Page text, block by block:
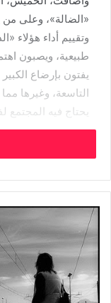
«الضالة»، وعلى من
وتقييم أداء هؤلاء
طبيعية، ويصبون
يفتون بإرضاع
التاسعة، وغيرها
يحتاج فيه المجتمع